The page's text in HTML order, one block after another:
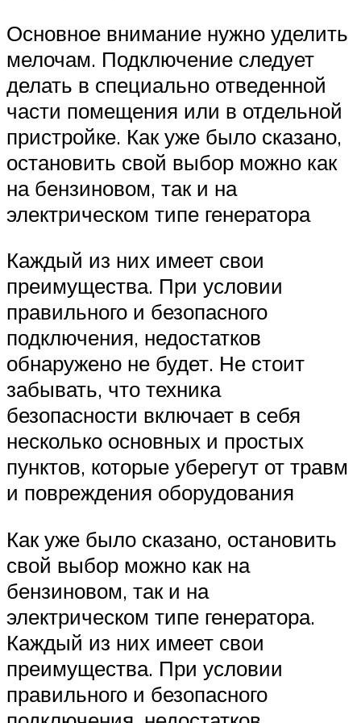
Основное внимание нужно уделить
мелочам. Подключение следует
делать в специально отведенной
части помещения или в отдельной
пристройке. Как уже было сказано,
остановить свой выбор можно как
на бензиновом, так и на
электрическом типе генератора
Каждый из них имеет свои
преимущества. При условии
правильного и безопасного
подключения, недостатков
обнаружено не будет. Не стоит
забывать, что техника
безопасности включает в себя
несколько основных и простых
пунктов, которые уберегут от травм
и повреждения оборудования
Как уже было сказано, остановить
свой выбор можно как на
бензиновом, так и на
электрическом типе генератора.
Каждый из них имеет свои
преимущества. При условии
правильного и безопасного